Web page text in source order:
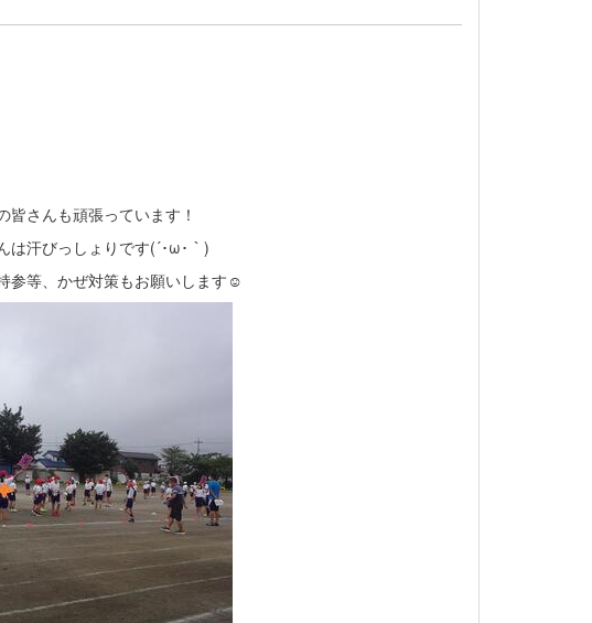
さんも頑張っています！
は汗びっしょりです(´･ω･｀)
参等、かぜ対策もお願いします☺